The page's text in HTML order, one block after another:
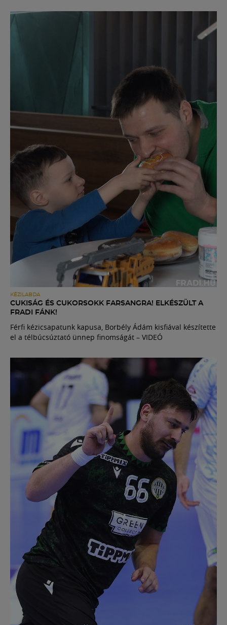
KÉZILABDA
CUKISÁG ÉS CUKORSOKK FARSANGRA! ELKÉSZÜLT A
FRADI FÁNK!
Férfi kézicsapatunk kapusa, Borbély Ádám kisfiával készítette
el a télbúcsúztató ünnep finomságát – VIDEÓ